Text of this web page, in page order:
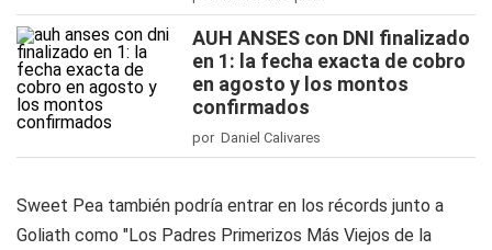
AUH ANSES con DNI finalizado
en 1: la fecha exacta de cobro
en agosto y los montos
confirmados
por Daniel Calivares
Sweet Pea también podría entrar en los récords junto a
Goliath como "Los Padres Primerizos Más Viejos de la